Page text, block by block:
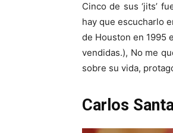
Cinco de sus ‘jits’
hay que escucharlo
de Houston en 1995
vendidas.), No me
sobre su vida,
Carlos